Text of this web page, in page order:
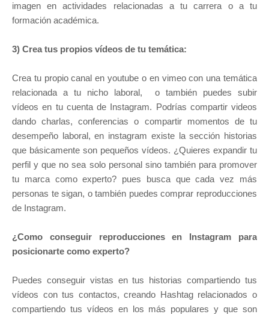
imagen en actividades relacionadas a tu carrera o a tu
formación académica.
3) Crea tus propios vídeos de tu temática:
Crea tu propio canal en youtube o en vimeo con una temática
relacionada a tu nicho laboral, o también puedes subir
vídeos en tu cuenta de Instagram. Podrías compartir videos
dando charlas, conferencias o compartir momentos de tu
desempeño laboral, en instagram existe la sección historias
que básicamente son pequeños vídeos. ¿Quieres expandir tu
perfil y que no sea solo personal sino también para promover
tu marca como experto? pues busca que cada vez más
personas te sigan, o también puedes comprar reproducciones
de Instagram.
¿Como conseguir reproducciones en Instagram para
posicionarte como experto?
Puedes conseguir vistas en tus historias compartiendo tus
vídeos con tus contactos, creando Hashtagrelacionados o
compartiendo tus vídeos en los más populares y que son